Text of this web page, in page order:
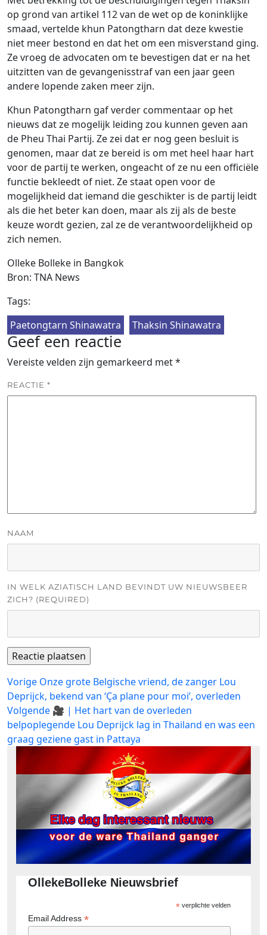
op grond van artikel 112 van de wet op de koninklijke
smaad, vertelde khun Patongtharn dat deze kwestie
niet meer bestond en dat het om een ​​misverstand ging.
Ze vroeg de advocaten om te bevestigen dat er na het
uitzitten van de gevangenisstraf van een jaar geen
andere lopende zaken meer zijn.
Khun Patongtharn gaf verder commentaar op het
nieuws dat ze mogelijk leiding zou kunnen geven aan
de Pheu Thai Partij. Ze zei dat er nog geen besluit is
genomen, maar dat ze bereid is om met heel haar hart
voor de partij te werken, ongeacht of ze nu een officiële
functie bekleedt of niet. Ze staat open voor de
mogelijkheid dat iemand die geschikter is de partij leidt
als die het beter kan doen, maar als zij als de beste
keuze wordt gezien, zal ze de verantwoordelijkheid op
zich nemen.
Olleke Bolleke in Bangkok
Bron: TNA News
Tags:
Paetongtarn Shinawatra
Thaksin Shinawatra
Geef een reactie
Vereiste velden zijn gemarkeerd met*
REACTIE *
NAAM
IN WELK AZIATISCH LAND BEVINDT UW NIEUWSBEER
ZICH? (REQUIRED)
Bericht
navigatie
Vorige Vorig
bericht:
Onze grote Belgische vriend, de zanger Lou
Deprijck, bekend van ‘Ça plane pour moi’, overleden
Volgende Volgend
bericht:
🎥 | Het hart van de overleden
belpoplegende Lou Deprijck lag in Thailand en was een
graag geziene gast in Pattaya
OllekeBolleke Nieuwsbrief
*verplichte velden
Email Address *